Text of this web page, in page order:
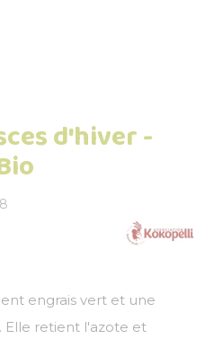
d'hiver -
engrais vert et une
Elle retient l'azote et